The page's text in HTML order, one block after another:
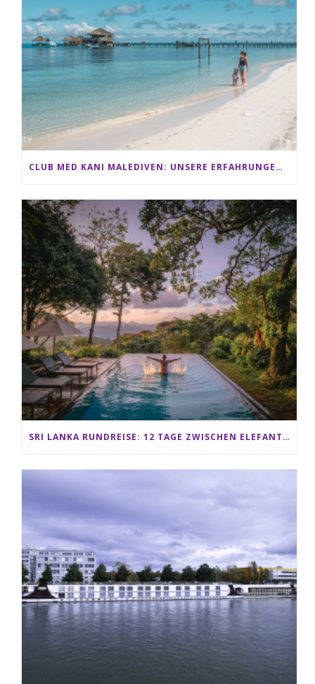
CLUB MED KANI MALEDIVEN: UNSERE ERFAHRUNGEN IM ALL-INCLUSIVE PARADIES
SRI LANKA RUNDREISE: 12 TAGE ZWISCHEN ELEFANTEN, TEEPLANTAGEN & STRAND ALS FAMILIE